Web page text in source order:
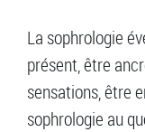
La sophrologie
présent, être
sensations, être
sophrologie au